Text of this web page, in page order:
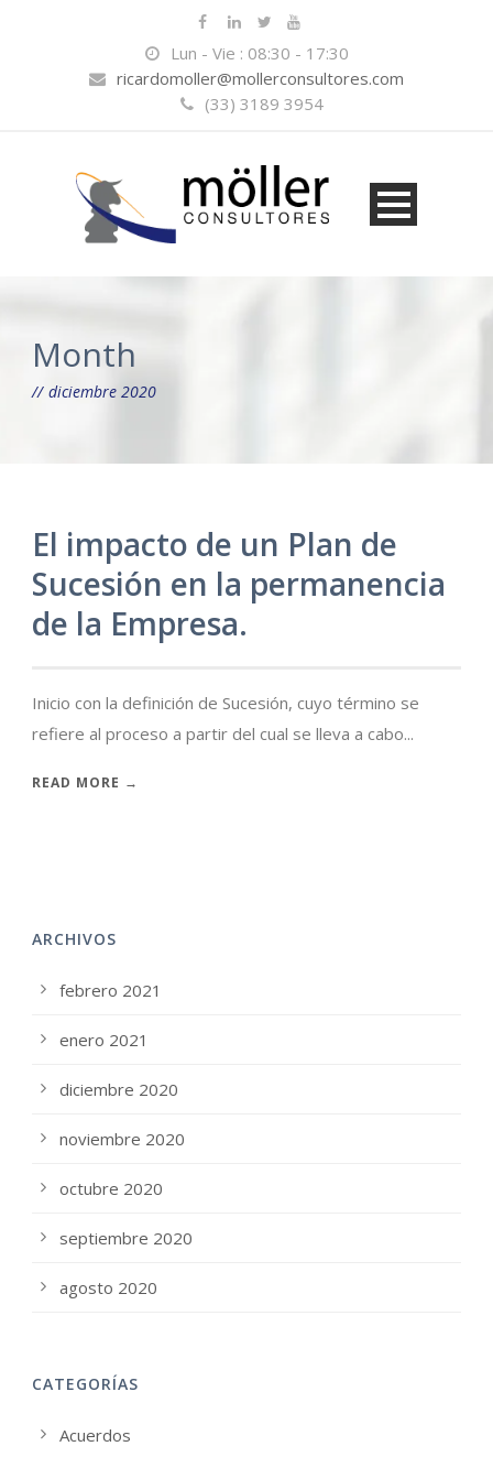
Lun - Vie : 08:30 - 17:30
ricardomoller@mollerconsultores.com
(33) 3189 3954
Month
diciembre 2020
El impacto de un Plan de
Sucesión en la permanencia
de la Empresa.
Inicio con la definición de Sucesión, cuyo término se
refiere al proceso a partir del cual se lleva a cabo...
READ MORE →
ARCHIVOS
febrero 2021
enero 2021
diciembre 2020
noviembre 2020
octubre 2020
septiembre 2020
agosto 2020
CATEGORÍAS
Acuerdos